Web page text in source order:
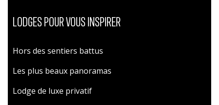
LODGES POUR VOUS INSPIRER
Hors des sentiers battus
Les plus beaux panoramas
Lodge de luxe privatif